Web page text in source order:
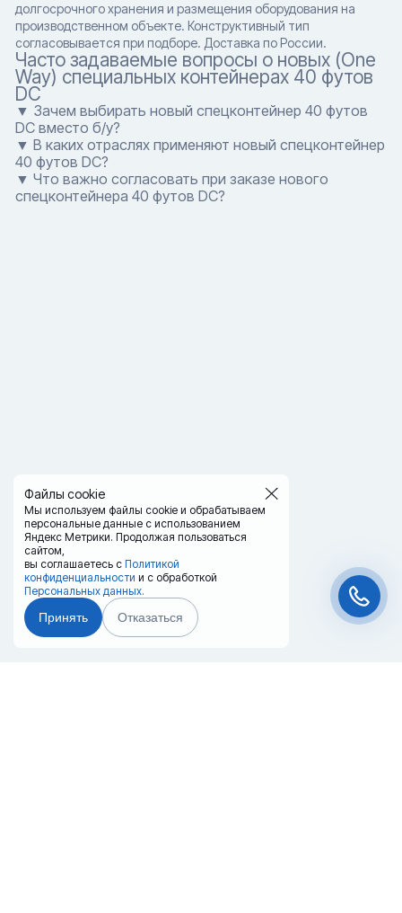
Файлы cookie
Мы используем файлы cookie и обрабатываем
персональные данные с использованием
Яндекс Метрики. Продолжая пользоваться
сайтом,
вы соглашаетесь с Политикой
конфиденциальности и с обработкой
Персональных данных.
Принять Отказаться
долгосрочного хранения и размещения оборудования на
производственном объекте. Конструктивный тип
согласовывается при подборе. Доставка по России.
Часто задаваемые вопросы о новых (One
Way) специальных контейнерах 40 футов
DC
▼ Зачем выбирать новый спецконтейнер 40 футов
DC вместо б/у?
▼ В каких отраслях применяют новый спецконтейнер
40 футов DC?
▼ Что важно согласовать при заказе нового
спецконтейнера 40 футов DC?